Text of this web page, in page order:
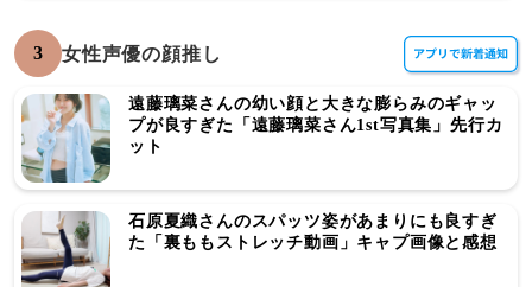
3 女性声優の顔推し
遠藤璃菜さんの幼い顔と大きな膨らみのギャッ
プが良すぎた「遠藤璃菜さん1st写真集」先行カ
ット
石原夏織さんのスパッツ姿があまりにも良すぎ
た「裏ももストレッチ動画」キャプ画像と感想